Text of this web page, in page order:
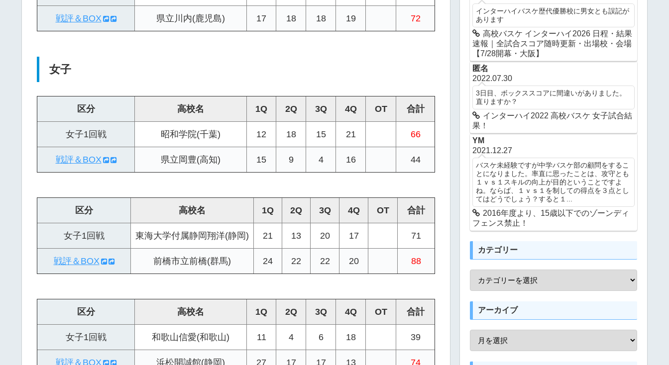
戦評＆BOX 県立川内(鹿児島) 17 18 18 19 72
女子
区分 高校名 1Q 2Q 3Q 4Q OT 合計
女子1回戦 昭和学院(千葉) 12 18 15 21 66
戦評＆BOX 県立岡豊(高知) 15 9 4 16 44
区分 高校名 1Q 2Q 3Q 4Q OT 合計
女子1回戦 東海大学付属静岡翔洋(静岡) 21 13 20 17 71
戦評＆BOX 前橋市立前橋(群馬) 24 22 22 20 88
区分 高校名 1Q 2Q 3Q 4Q OT 合計
女子1回戦 和歌山信愛(和歌山) 11 4 6 18 39
戦評＆BOX 浜松開誠館(静岡) 27 17 17 13 74
インターハイバスケ歴代優勝校に男女とも誤記が
あります
高校バスケ インターハイ2026 日程・結果
速報｜全試合スコア随時更新・出場校・会場
【7/28開幕・大阪】
匿名
2022.07.30
3日目、ボックススコアに間違いがありました。
直りますか？
インターハイ2022 高校バスケ 女子試合結
果！
YM
2021.12.27
バスケ未経験ですが中学バスケ部の顧問をするこ
とになりました。率直に思ったことは、攻守とも
１ｖｓ１スキルの向上が目的ということですよ
ね。ならば、１ｖｓ１を制しての得点を３点とし
てはどうでしょう？すると１...
2016年度より、15歳以下でのゾーンディ
フェンス禁止！
カテゴリー
アーカイブ